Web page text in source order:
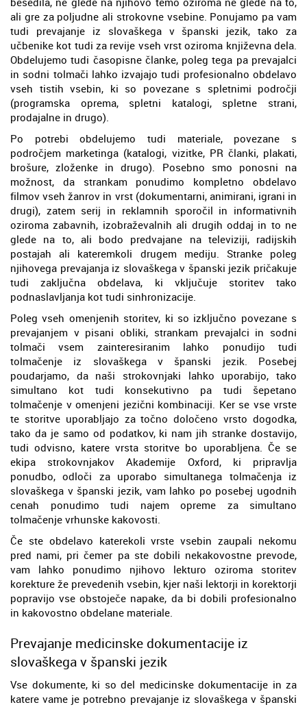
ali gre za poljudne ali strokovne vsebine. Ponujamo pa vam
tudi prevajanje iz slovaškega v španski jezik, tako za
učbenike kot tudi za revije vseh vrst oziroma književna dela.
Obdelujemo tudi časopisne članke, poleg tega pa prevajalci
in sodni tolmači lahko izvajajo tudi profesionalno obdelavo
vseh tistih vsebin, ki so povezane s spletnimi področji
(programska oprema, spletni katalogi, spletne strani,
prodajalne in drugo).
Po potrebi obdelujemo tudi materiale, povezane s
področjem marketinga (katalogi, vizitke, PR članki, plakati,
brošure, zloženke in drugo). Posebno smo ponosni na
možnost, da strankam ponudimo kompletno obdelavo
filmov vseh žanrov in vrst (dokumentarni, animirani, igrani in
drugi), zatem serij in reklamnih sporočil in informativnih
oziroma zabavnih, izobraževalnih ali drugih oddaj in to ne
glede na to, ali bodo predvajane na televiziji, radijskih
postajah ali kateremkoli drugem mediju. Stranke poleg
njihovega prevajanja iz slovaškega v španski jezik pričakuje
tudi zaključna obdelava, ki vključuje storitev tako
podnaslavljanja kot tudi sinhronizacije.
Poleg vseh omenjenih storitev, ki so izključno povezane s
prevajanjem v pisani obliki, strankam prevajalci in sodni
tolmači vsem zainteresiranim lahko ponudijo tudi
tolmačenje iz slovaškega v španski jezik. Posebej
poudarjamo, da naši strokovnjaki lahko uporabijo, tako
simultano kot tudi konsekutivno pa tudi šepetano
tolmačenje v omenjeni jezični kombinaciji. Ker se vse vrste
te storitve uporabljajo za točno določeno vrsto dogodka,
tako da je samo od podatkov, ki nam jih stranke dostavijo,
tudi odvisno, katere vrsta storitve bo uporabljena. Če se
ekipa strokovnjakov Akademije Oxford, ki pripravlja
ponudbo, odloči za uporabo simultanega tolmačenja iz
slovaškega v španski jezik, vam lahko po posebej ugodnih
cenah ponudimo tudi najem opreme za simultano
tolmačenje vrhunske kakovosti.
Če ste obdelavo katerekoli vrste vsebin zaupali nekomu
pred nami, pri čemer pa ste dobili nekakovostne prevode,
vam lahko ponudimo njihovo lekturo oziroma storitev
korekture že prevedenih vsebin, kjer naši lektorji in korektorji
popravijo vse obstoječe napake, da bi dobili profesionalno
in kakovostno obdelane materiale.
Prevajanje medicinske dokumentacije iz
slovaškega v španski jezik
Vse dokumente, ki so del medicinske dokumentacije in za
katere vame je potrebno prevajanje iz slovaškega v španski